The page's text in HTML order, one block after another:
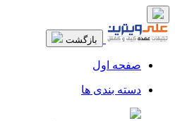
بازگشت
صفحه اول
دسته بندی ها